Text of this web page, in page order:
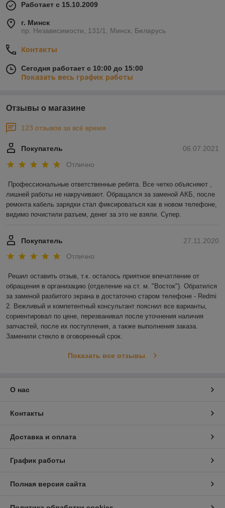
Работает с 15.10.2009
г. Минск
пр. Независимости, 131/1, Минск, Беларусь
Контакты
Сегодня работает с 10:00 до 15:00
Показать весь график работы
Отзывы о магазине
123 отзывов за всё время
06.07.2021
Покупатель
Отлично
Профессиональные ответственные ребята. Все четко объясняют ,
лишней работы не накручивают. Обращался за заменой АКБ, после
ремонта кабель зарядки стал фиксироваться как в новом телефоне,
видимо почистили разъем, денег за это не взяли. Супер.
27.11.2020
Покупатель
Отлично
Решил оставить отзыв, т.к. осталось приятное впечатление от
обращения в организацию (отделение на ст. м. "Восток"). Обратился
за заменой разбитого экрана в достаточно старом телефоне - Redmi
2. Вежливый и компетентный консультант пояснил все варианты,
сориентировал по цене, перезванивал после уточнения наличия
запчастей, после их поступления, а также выполнения заказа.
Заменили стекло в оговоренный срок.
Показать все отзывы
О нас
Контакты
Доставка и оплата
График работы
Полная версия сайта